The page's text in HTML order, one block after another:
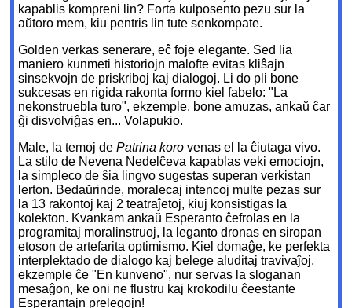
kapablis kompreni lin? Forta kulposento pezu sur la
aŭtoro mem, kiu pentris lin tute senkompate.
Golden verkas senerare, eĉ foje elegante. Sed lia
maniero kunmeti historiojn malofte evitas kliŝajn
sinsekvojn de priskriboj kaj dialogoj. Li do pli bone
sukcesas en rigida rakonta formo kiel fabelo: "La
nekonstruebla turo", ekzemple, bone amuzas, ankaŭ ĉar
ĝi disvolviĝas en... Volapukio.
Male, la temoj dePatrina korovenas el la ĉiutaga vivo.
La stilo de Nevena Nedelĉeva kapablas veki emociojn,
la simpleco de ŝia lingvo sugestas superan verkistan
lerton. Bedaŭrinde, moralecaj intencoj multe pezas sur
la 13 rakontoj kaj 2 teatraĵetoj, kiuj konsistigas la
kolekton. Kvankam ankaŭ Esperanto ĉefrolas en la
programitaj moralinstruoj, la leganto dronas en siropan
etoson de artefarita optimismo. Kiel domaĝe, ke perfekta
interplektado de dialogo kaj belege aluditaj travivaĵoj,
ekzemple ĉe "En kunveno", nur servas la sloganan
mesaĝon, ke oni ne flustru kaj krokodilu ĉeestante
Esperantajn prelegojn!